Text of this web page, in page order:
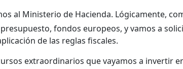
al Ministerio de Hacienda. Lógicamente,
fondos europeos, y vamos a
de las reglas fiscales.
extraordinarios que vayamos a invertir